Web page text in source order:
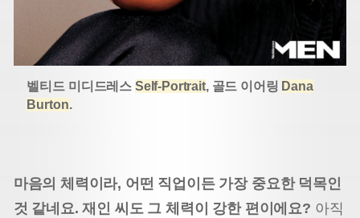
벨티드 미디드레스 Self-Portrait, 골드 이어링 Dana
Burton.
마음의 체력이라, 어떤 직업이든 가장 중요한 덕목인
것 같네요. 재인 씨도 그 체력이 강한 편이에요? 아직